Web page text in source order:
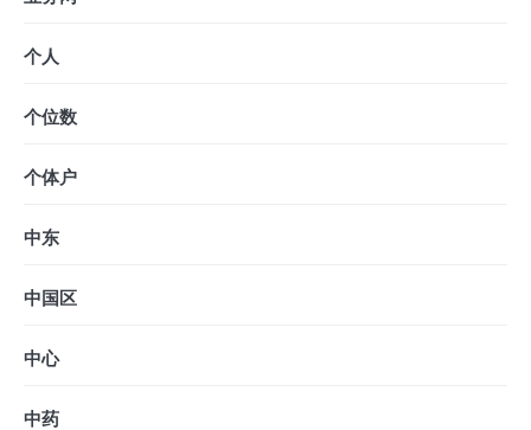
个人
个位数
个体户
中东
中国区
中心
中药